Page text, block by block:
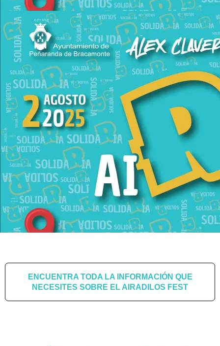
ENCUENTRA TODA LA INFORMACIÓN QUE
NECESITES SOBRE EL AIRADILOS FEST